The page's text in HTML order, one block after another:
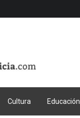
Cultura Educación